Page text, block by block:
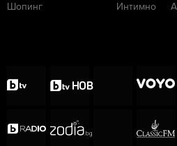
Шопинг
Интимно